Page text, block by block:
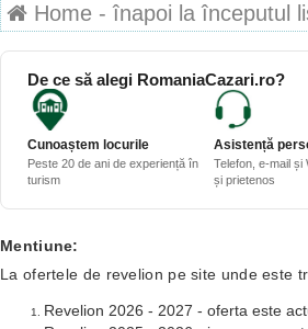
Home - înapoi la începutul
De ce să alegi RomaniaCazari.ro?
Cunoaștem locurile
Peste 20 de ani de experiență în
turism
Asistență
Telefon, e-mail și
și prietenos
Mentiune:
La ofertele de revelion pe site unde este
Revelion 2026 - 2027 - oferta este